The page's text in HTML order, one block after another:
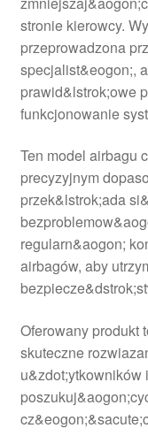
stronie kierowcy.
przeprowadzona
specjalist&eogon;,
prawid&lstrok;owe
funkcjonowanie
Ten model airbagu
precyzyjnym
przek&lstrok;ada
regularn&aogon;
airbagów, aby
Oferowany produkt
skuteczne